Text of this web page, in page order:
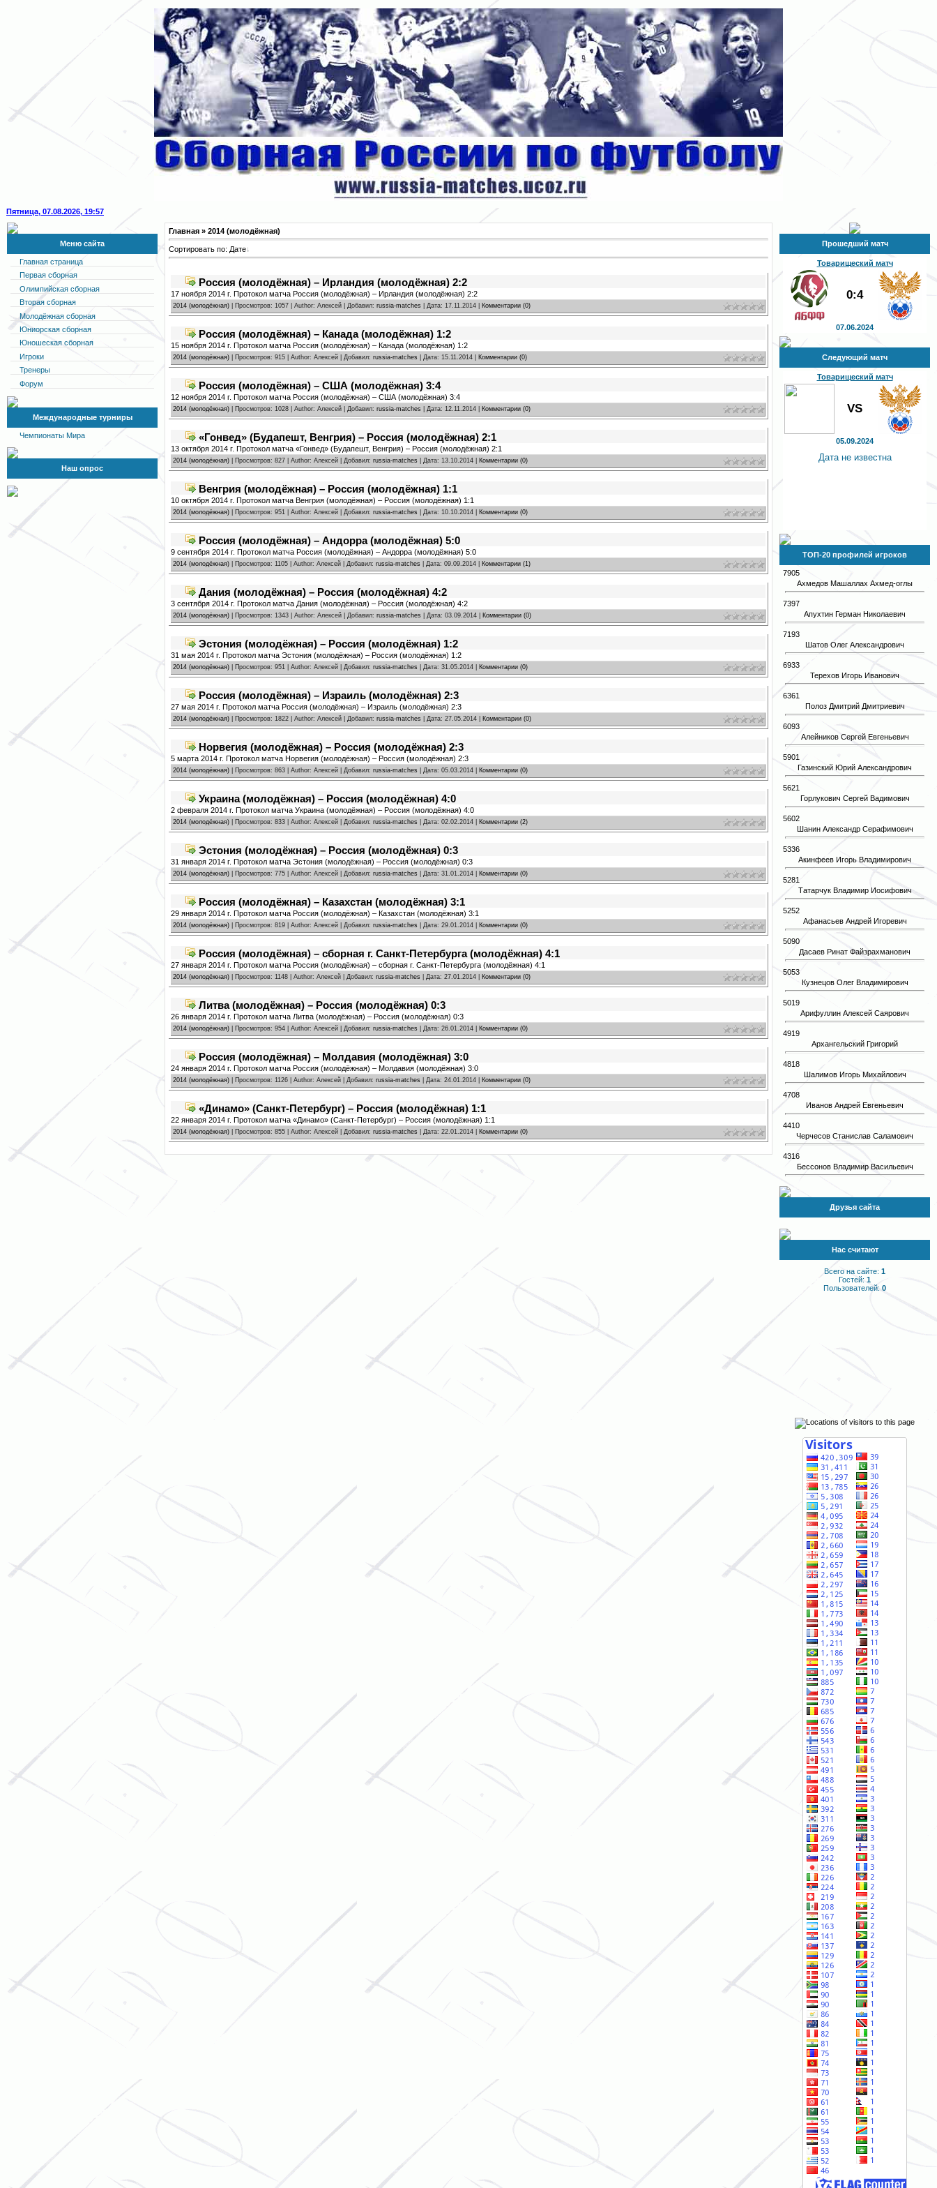
Пятница, 07.08.2026, 19:57
Меню сайта
Главная страница
Первая сборная
Олимпийская сборная
Вторая сборная
Молодёжная сборная
Юниорская сборная
Юношеская сборная
Игроки
Тренеры
Форум
Международные турниры
Чемпионаты Мира
Наш опрос
Главная » 2014 (молодёжная)
Сортировать по: Дате
Россия (молодёжная) – Ирландия (молодёжная) 2:2
17 ноября 2014 г. Протокол матча Россия (молодёжная) – Ирландия (молодёжная) 2:2
2014 (молодёжная) | Просмотров: 1057 | Author: Алексей | Добавил: russia-matches | Дата: 17.11.2014 Комментарии (0)
Россия (молодёжная) – Канада (молодёжная) 1:2
15 ноября 2014 г. Протокол матча Россия (молодёжная) – Канада (молодёжная) 1:2
2014 (молодёжная) | Просмотров: 915 | Author: Алексей | Добавил: russia-matches | Дата: 15.11.2014 Комментарии (0)
Россия (молодёжная) – США (молодёжная) 3:4
12 ноября 2014 г. Протокол матча Россия (молодёжная) – США (молодёжная) 3:4
2014 (молодёжная) | Просмотров: 1028 | Author: Алексей | Добавил: russia-matches | Дата: 12.11.2014 Комментарии (0)
«Гонвед» (Будапешт, Венгрия) – Россия (молодёжная) 2:1
13 октября 2014 г. Протокол матча «Гонвед» (Будапешт, Венгрия) – Россия (молодёжная) 2:1
2014 (молодёжная) | Просмотров: 827 | Author: Алексей | Добавил: russia-matches | Дата: 13.10.2014 Комментарии (0)
Венгрия (молодёжная) – Россия (молодёжная) 1:1
10 октября 2014 г. Протокол матча Венгрия (молодёжная) – Россия (молодёжная) 1:1
2014 (молодёжная) | Просмотров: 951 | Author: Алексей | Добавил: russia-matches | Дата: 10.10.2014 Комментарии (0)
Россия (молодёжная) – Андорра (молодёжная) 5:0
9 сентября 2014 г. Протокол матча Россия (молодёжная) – Андорра (молодёжная) 5:0
2014 (молодёжная) | Просмотров: 1105 | Author: Алексей | Добавил: russia-matches | Дата: 09.09.2014 Комментарии (1)
Дания (молодёжная) – Россия (молодёжная) 4:2
3 сентября 2014 г. Протокол матча Дания (молодёжная) – Россия (молодёжная) 4:2
2014 (молодёжная) | Просмотров: 1343 | Author: Алексей | Добавил: russia-matches | Дата: 03.09.2014 Комментарии (0)
Эстония (молодёжная) – Россия (молодёжная) 1:2
31 мая 2014 г. Протокол матча Эстония (молодёжная) – Россия (молодёжная) 1:2
2014 (молодёжная) | Просмотров: 951 | Author: Алексей | Добавил: russia-matches | Дата: 31.05.2014 Комментарии (0)
Россия (молодёжная) – Израиль (молодёжная) 2:3
27 мая 2014 г. Протокол матча Россия (молодёжная) – Израиль (молодёжная) 2:3
2014 (молодёжная) | Просмотров: 1822 | Author: Алексей | Добавил: russia-matches | Дата: 27.05.2014 Комментарии (0)
Норвегия (молодёжная) – Россия (молодёжная) 2:3
5 марта 2014 г. Протокол матча Норвегия (молодёжная) – Россия (молодёжная) 2:3
2014 (молодёжная) | Просмотров: 863 | Author: Алексей | Добавил: russia-matches | Дата: 05.03.2014 Комментарии (0)
Украина (молодёжная) – Россия (молодёжная) 4:0
2 февраля 2014 г. Протокол матча Украина (молодёжная) – Россия (молодёжная) 4:0
2014 (молодёжная) | Просмотров: 833 | Author: Алексей | Добавил: russia-matches | Дата: 02.02.2014 Комментарии (2)
Эстония (молодёжная) – Россия (молодёжная) 0:3
31 января 2014 г. Протокол матча Эстония (молодёжная) – Россия (молодёжная) 0:3
2014 (молодёжная) | Просмотров: 775 | Author: Алексей | Добавил: russia-matches | Дата: 31.01.2014 Комментарии (0)
Россия (молодёжная) – Казахстан (молодёжная) 3:1
29 января 2014 г. Протокол матча Россия (молодёжная) – Казахстан (молодёжная) 3:1
2014 (молодёжная) | Просмотров: 819 | Author: Алексей | Добавил: russia-matches | Дата: 29.01.2014 Комментарии (0)
Россия (молодёжная) – сборная г. Санкт-Петербурга (молодёжная) 4:1
27 января 2014 г. Протокол матча Россия (молодёжная) – сборная г. Санкт-Петербурга (молодёжная) 4:1
2014 (молодёжная) | Просмотров: 1148 | Author: Алексей | Добавил: russia-matches | Дата: 27.01.2014 Комментарии (0)
Литва (молодёжная) – Россия (молодёжная) 0:3
26 января 2014 г. Протокол матча Литва (молодёжная) – Россия (молодёжная) 0:3
2014 (молодёжная) | Просмотров: 954 | Author: Алексей | Добавил: russia-matches | Дата: 26.01.2014 Комментарии (0)
Россия (молодёжная) – Молдавия (молодёжная) 3:0
24 января 2014 г. Протокол матча Россия (молодёжная) – Молдавия (молодёжная) 3:0
2014 (молодёжная) | Просмотров: 1126 | Author: Алексей | Добавил: russia-matches | Дата: 24.01.2014 Комментарии (0)
«Динамо» (Санкт-Петербург) – Россия (молодёжная) 1:1
22 января 2014 г. Протокол матча «Динамо» (Санкт-Петербург) – Россия (молодёжная) 1:1
2014 (молодёжная) | Просмотров: 855 | Author: Алексей | Добавил: russia-matches | Дата: 22.01.2014 Комментарии (0)
Прошедший матч
Товарищеский матч
0:4
07.06.2024
Следующий матч
Товарищеский матч
VS
05.09.2024
Дата не известна
ТОП-20 профилей игроков
7905
Ахмедов Машаллах Ахмед-оглы
7397
Апухтин Герман Николаевич
7193
Шатов Олег Александрович
6933
Терехов Игорь Иванович
6361
Полоз Дмитрий Дмитриевич
6093
Алейников Сергей Евгеньевич
5901
Газинский Юрий Александрович
5621
Горлукович Сергей Вадимович
5602
Шанин Александр Серафимович
5336
Акинфеев Игорь Владимирович
5281
Татарчук Владимир Иосифович
5252
Афанасьев Андрей Игоревич
5090
Дасаев Ринат Файзрахманович
5053
Кузнецов Олег Владимирович
5019
Арифуллин Алексей Саярович
4919
Архангельский Григорий
4818
Шалимов Игорь Михайлович
4708
Иванов Андрей Евгеньевич
4410
Черчесов Станислав Саламович
4316
Бессонов Владимир Васильевич
Друзья сайта
Нас считают
Всего на сайте: 1
Гостей: 1
Пользователей: 0